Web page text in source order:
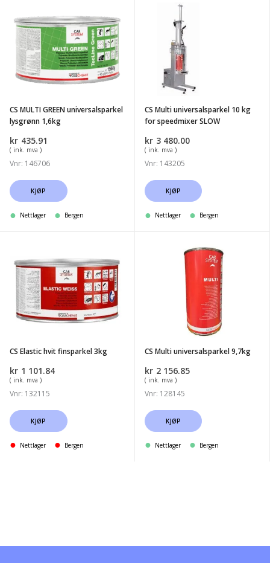
MULTI
GREEN
universalsparkel
lysgrønn
1,6kg
CS MULTI GREEN universalsparkel
lysgrønn 1,6kg
kr 435.91
( ink. mva )
Vnr: 146706
KJØP
Nettlager Bergen
universalsparkel
SLOW
CS Multi universalsparkel 10 kg
for speedmixer SLOW
kr 3 480.00
( ink. mva )
Vnr: 143205
KJØP
Nettlager Bergen
Elastic
hvit
finsparkel
3kg
CS Elastic hvit finsparkel 3kg
kr 1 101.84
( ink. mva )
Vnr: 132115
KJØP
Nettlager Bergen
universalsparkel
CS Multi universalsparkel 9,7kg
kr 2 156.85
( ink. mva )
Vnr: 128145
KJØP
Nettlager Bergen